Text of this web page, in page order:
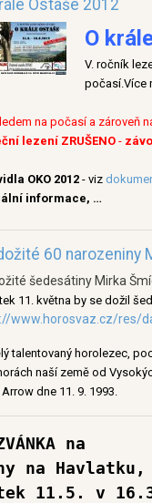
Ostaše 2012
O
V. ročník
počasí.Více
na počasí a zároveň
lezení ZRUŠENO-
OKO 2012- viz
informace, …
60 narozeniny
šedesátiny Mirka
11. května by se dožil
www.horosvaz.cz/res/
talentovaný horolezec,
naší země od
dne 11. 9. 1993.
na
na Havlatku,
11.5. v